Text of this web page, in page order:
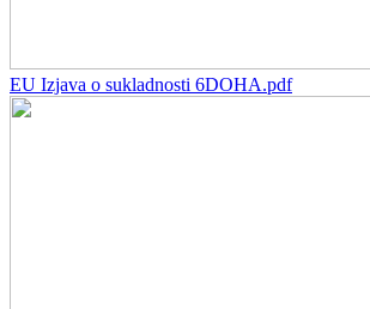
EU Izjava o sukladnosti 6DOHA.pdf